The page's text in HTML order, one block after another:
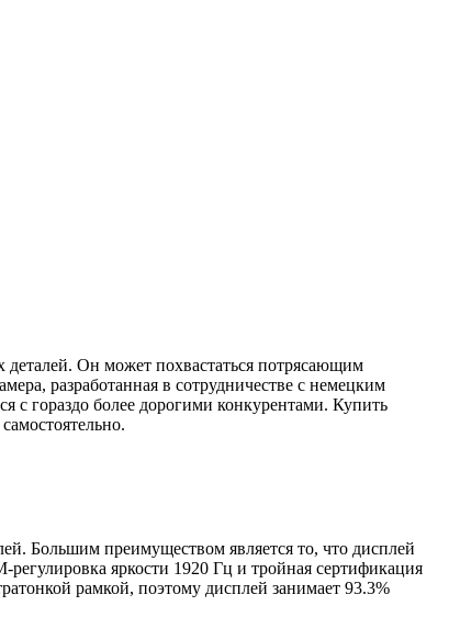
Он может похвастаться потрясающим
разработанная в сотрудничестве с немецким
с гораздо более дорогими конкурентами. Купить
Большим преимуществом является то, что дисплей
яркости 1920 Гц и тройная сертификация
рамкой, поэтому дисплей занимает 93.3%